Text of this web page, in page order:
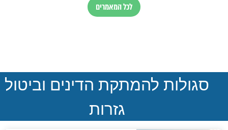
המסמך האבוד שנחשף
במרתפי מוסקבה: כתב היד